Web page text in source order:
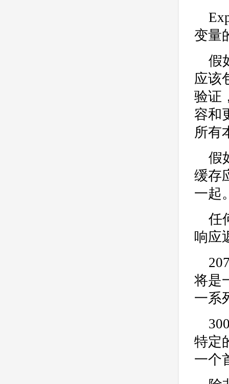
变量
假
应该
验证
容和
所有
假
缓存
一起
任
响应
将是
一系
特定
一个